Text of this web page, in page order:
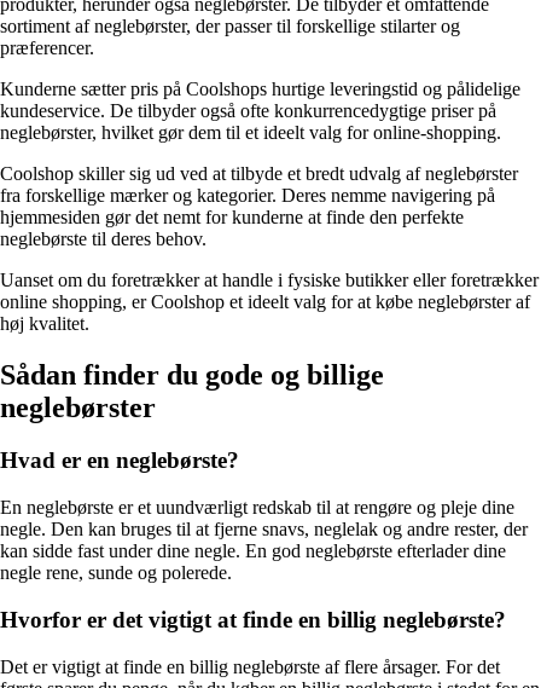
sortiment af neglebørster, der passer til forskellige stilarter og
præferencer.
Kunderne sætter pris på Coolshops hurtige leveringstid og pålidelige
kundeservice. De tilbyder også ofte konkurrencedygtige priser på
neglebørster, hvilket gør dem til et ideelt valg for online-shopping.
Coolshop skiller sig ud ved at tilbyde et bredt udvalg af neglebørster
fra forskellige mærker og kategorier. Deres nemme navigering på
hjemmesiden gør det nemt for kunderne at finde den perfekte
neglebørste til deres behov.
Uanset om du foretrækker at handle i fysiske butikker eller foretrækker
online shopping, er Coolshop et ideelt valg for at købe neglebørster af
høj kvalitet.
Sådan finder du gode og billige
neglebørster
Hvad er en neglebørste?
En neglebørste er et uundværligt redskab til at rengøre og pleje dine
negle. Den kan bruges til at fjerne snavs, neglelak og andre rester, der
kan sidde fast under dine negle. En god neglebørste efterlader dine
negle rene, sunde og polerede.
Hvorfor er det vigtigt at finde en billig neglebørste?
Det er vigtigt at finde en billig neglebørste af flere årsager. For det